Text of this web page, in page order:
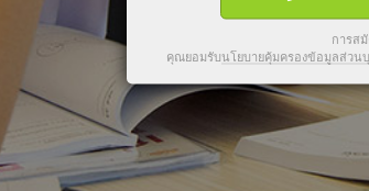
การส
คุณยอมรับนโยบายคุ้มครองข้อมูลส่วน